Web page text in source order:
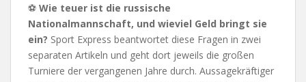
⚽ Wie teuer ist die russische
Nationalmannschaft, und wieviel Geld bringt sie
ein? Sport Express beantwortet diese Fragen in zwei
separaten Artikeln und geht dort jeweils die großen
Turniere der vergangenen Jahre durch. Aussagekräftiger